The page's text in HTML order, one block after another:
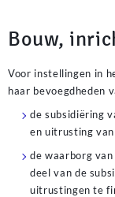
Bouw,
Voor instellingen in
haar bevoegdheden
de subsidiëring
en uitrusting
de waarborg
deel van de
uitrustingen te